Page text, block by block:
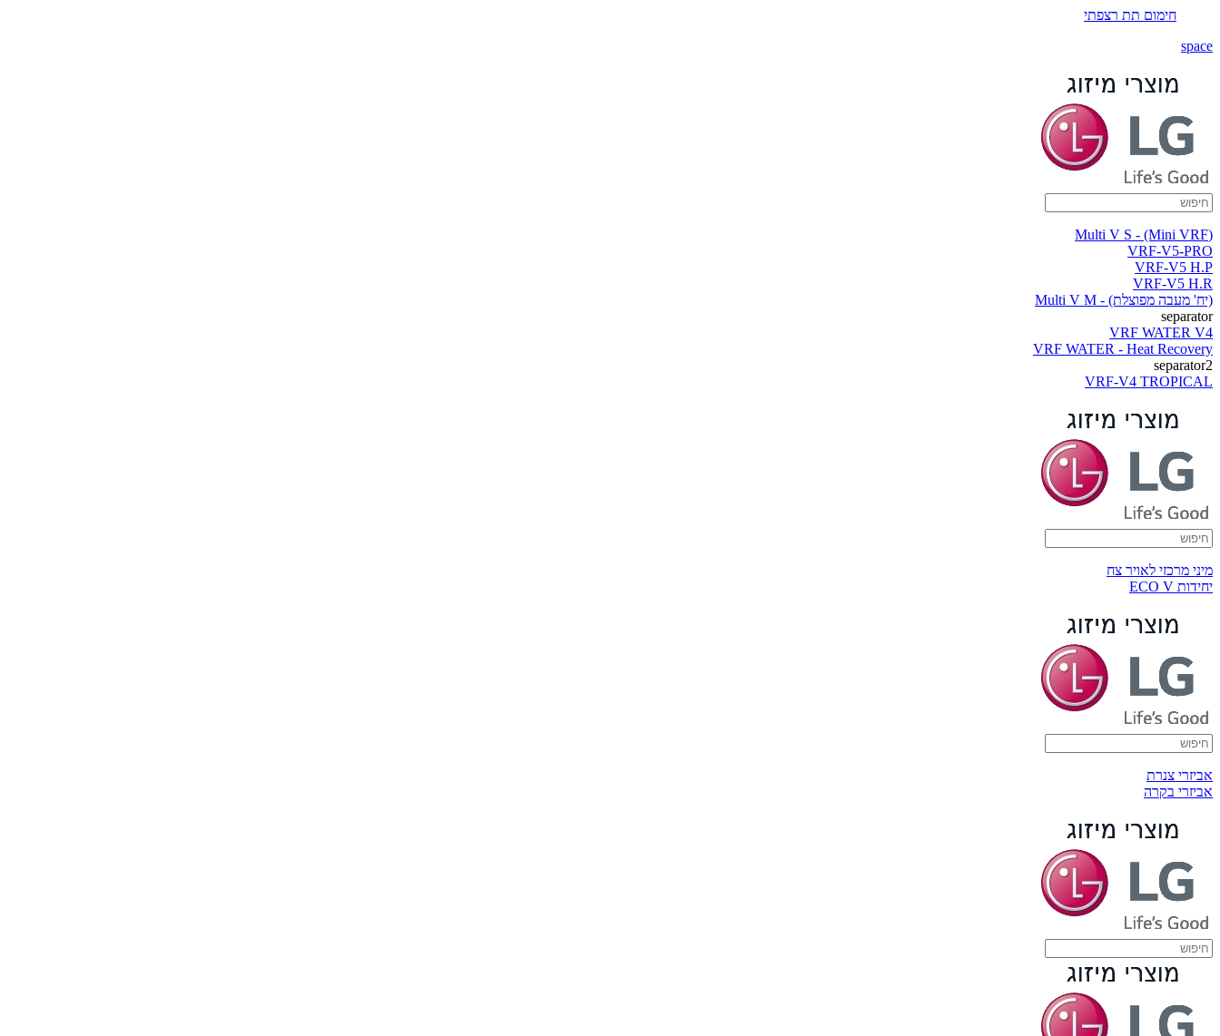
חימום תת רצפתי
space
(Multi V S - (Mini VRF
VRF-V5-PRO
VRF-V5 H.P
VRF-V5 H.R
(יח' מעבה מפוצלת) - Multi V M
separator
VRF WATER V4
VRF WATER - Heat Recovery
separator2
VRF-V4 TROPICAL
מיני מרכזי לאויר צח
יחידות ECO V
אביזרי צנרת
אביזרי בקרה